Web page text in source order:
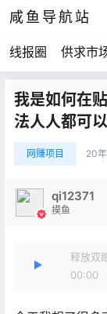
咸鱼导航站
线报圈 供求市
我是如何在
法人人都可
网赚项目 20
qi12371
摸鱼
释放双
00:00